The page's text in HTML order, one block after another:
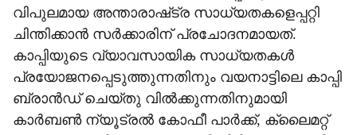
വിപുലമായ അന്താരാഷ്‌ട്ര സാധ്യതകളെപ്പറ്റി
ചിന്തിക്കാന്‍ സര്‍ക്കാരിന് പ്രചോദനമായത്.
കാപ്പിയുടെ വ്യാവസായിക സാധ്യതകള്‍
പ്രയോജനപ്പെടുത്തുന്നതിനും വയനാട്ടിലെ കാപ്പി
ബ്രാന്‍ഡ് ചെയ്തു വില്‍ക്കുന്നതിനുമായി
കാര്‍ബണ്‍ ന്യൂട്രല്‍ കോഫീ പാര്‍ക്ക്, ക്ലൈമറ്റ്